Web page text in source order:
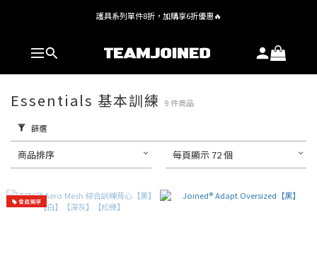
全館 $1,380 即享免運
護具系列單件8折，加購享6折優惠🔥
全館 $1,380 即享免運
Essentials 基本訓練 9 件商品
篩選
商品排序 每頁顯示 72 個
會員獨享